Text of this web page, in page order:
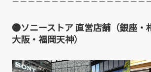
●ソニーストア 直営店舗（銀座・
大阪・福岡天神）